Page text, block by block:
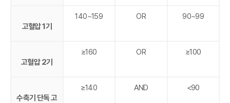
고혈압 1기
140~159 OR 90~99
고혈압 2기
≥160 OR ≥100
수축기 단독 고
≥140 AND <90